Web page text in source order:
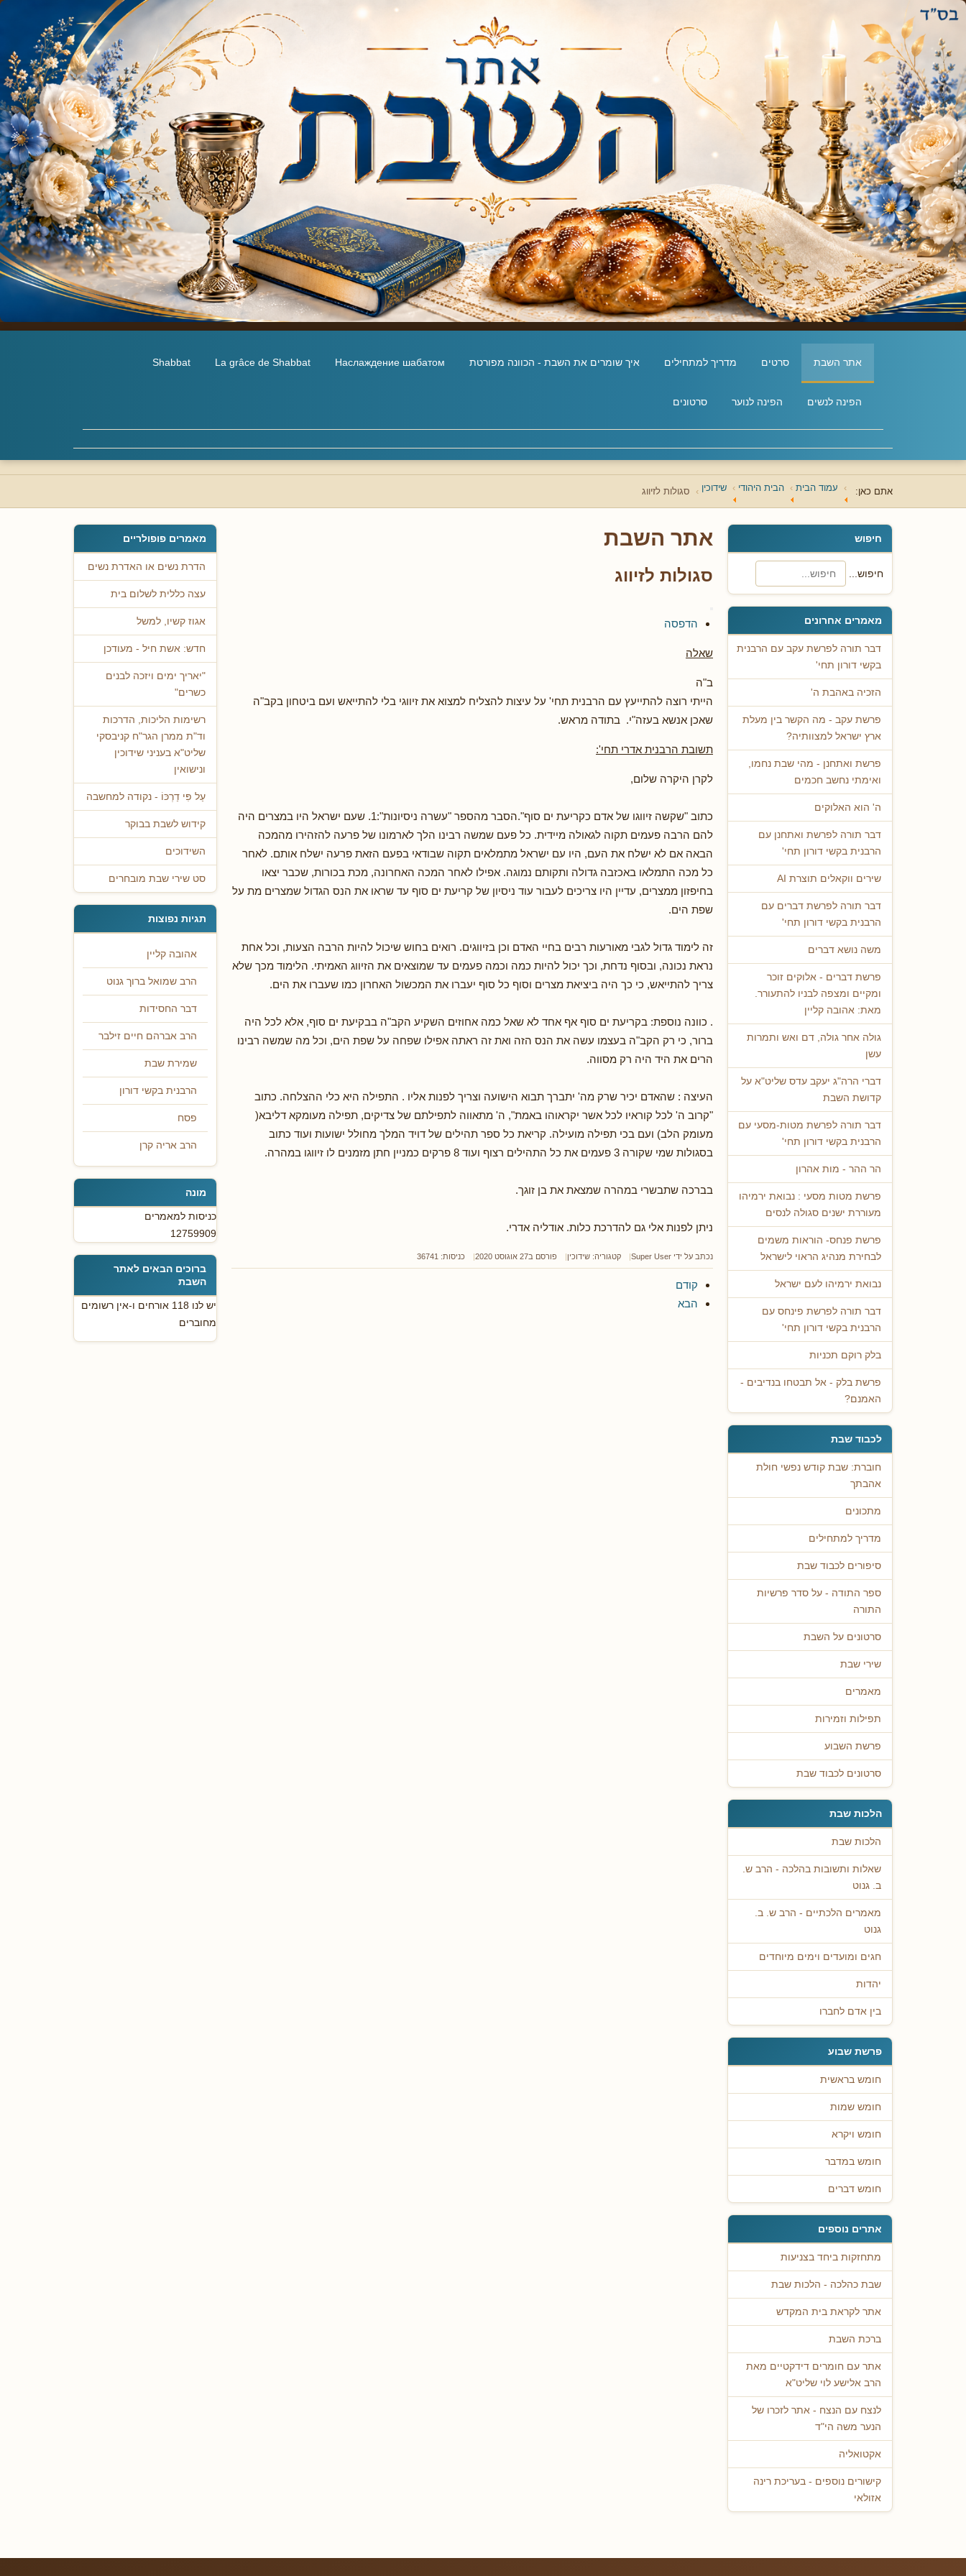
אתר השבת סרטים מדריך למתחילים איך שומרים את השבת - הכוונה מפורטת Наслаждение шабатом
La grâce de Shabbat
Shabbat
הפינה לנשים הפינה לנוער סרטונים
אתם כאן: עמוד הבית הבית היהודי שידוכין סגולות לזיווג
חיפוש
חיפוש...
מאמרים אחרונים
דבר תורה לפרשת עקב עם הרבנית
בקשי דורון תחי'
הזכיה באהבת ה'
פרשת עקב - מה הקשר בין מעלת
ארץ ישראל למצוותיה?
פרשת ואתחנן - מהי שבת נחמו,
ואימתי נחשב חכמים
ה' הוא האלוקים
דבר תורה לפרשת ואתחנן עם
הרבנית בקשי דורון תחי'
שירים ווקאלים תוצרת AI
דבר תורה לפרשת דברים עם
הרבנית בקשי דורון תחי'
משה נושא דברים
פרשת דברים - אלוקים זוכר
ומקיים ומצפה לבניו להתעורר.
מאת: אהובה קליין
גולה אחר גולה, דם ואש ותמרות
עשן
דברי הרה"ג יעקב עדס שליט"א על
קדושת השבת
דבר תורה לפרשת מטות-מסעי עם
הרבנית בקשי דורון תחי'
הר ההר - מות אהרון
פרשת מטות מסעי : נבואת ירמיהו
מעוררת ישנים סגולה לנסים
פרשת פנחס- הוראות משמים
לבחירת מנהיג הראוי לישראל
נבואת ירמיהו לעם ישראל
דבר תורה לפרשת פינחס עם
הרבנית בקשי דורון תחי'
בלק רוקם תכניות
פרשת בלק - אל תבטחו בנדיבים -
האמנם?
לכבוד שבת
חוברת: שבת קודש נפשי חולת
אהבתך
מתכונים
מדריך למתחילים
סיפורים לכבוד שבת
ספר התודה - על סדר פרשיות
התורה
סרטונים על השבת
שירי שבת
מאמרים
תפילות וזמירות
פרשת השבוע
סרטונים לכבוד שבת
הלכות שבת
הלכות שבת
שאלות ותשובות בהלכה - הרב ש.
ב. גנוט
מאמרים הלכתיים - הרב ש. ב.
גנוט
חגים ומועדים וימים מיוחדים
יהדות
בין אדם לחברו
פרשת שבוע
חומש בראשית
חומש שמות
חומש ויקרא
חומש במדבר
חומש דברים
אתרים נוספים
מתחזקות ביחד בצניעות
שבת כהלכה - הלכות שבת
אתר לקראת בית המקדש
ברכת השבת
אתר עם חומרים דידקטיים מאת
הרב אלישע לוי שליט"א
לנצח עם הנצח - אתר לזכרו של
הנער משה הי"ד
אקטואליה
קישורים נוספים - בעריכת רינה
אזולאי
אתר השבת
סגולות לזיווג
הדפסה
שאלה
ב"ה
הייתי רוצה להתייעץ עם הרבנית תחי' על עיצות להצליח למצוא את זיווגי בלי להתייאש ועם ביטחון בקב"ה
שאכן אנשא בעזה"י. בתודה מראש.
תשובת הרבנית אדרי תחי':
לקרן היקרה שלום,
כתוב "שקשה זיווגו של אדם כקריעת ים סוף".הסבר מהספר "עשרה ניסיונות":1. שעם ישראל היו במצרים היה
להם הרבה פעמים תקוה לגאולה מיידית. כל פעם שמשה רבינו הלך לארמונו של פרעה להזהירו מהמכה
הבאה אם לא ישלח את העם, היו עם ישראל מתמלאים תקוה שבודאי בפעם הזאת פרעה ישלח אותם. לאחר
כל מכה התמלאו באכזבה גדולה ותקותם נמוגה. אפילו לאחר המכה האחרונה, מכת בכורות, שכבר יצאו
בחיפזון ממצרים, עדיין היו צריכים לעבור עוד ניסיון של קריעת ים סוף עד שראו את הנס הגדול שמצרים מת על
שפת הים.
זה לימוד גדול לגבי מאורעות רבים בחיי האדם וכן בזיווגים. רואים בחוש שיכול להיות הרבה הצעות, וכל אחת
נראת נכונה, ובסוף נדחת, וכך יכול להיות כמה וכמה פעמים עד שמוצאים את הזיווג האמיתי. הלימוד מכך שלא
צריך להתייאש, כי כך היה ביציאת מצרים וסוף כל סוף יעברו את המכשול האחרון כמו שעברו את הים.
. כוונה נוספת: בקריעת ים סוף אף אחד לא שאל כמה אחוזים השקיע הקב"ה בבקיעת ים סוף, אלא לכל היה
ברור, כי רק הקב"ה בעצמו עשה את הנס הזה ואת זה ראתה אפילו שפחה על שפת הים, וכל מה שמשה רבינו
הרים את היד היה רק מסווה.
העיצה : שהאדם יכיר שרק מה' יתברך תבוא הישועה וצריך לפנות אליו . התפילה היא כלי ההצלחה. כתוב
"קרוב ה' לכל קוראיו לכל אשר יקראוהו באמת", ה' מתאווה לתפילתם של צדיקים, תפילה מעומקא דליבא(
מעומק הלב) ועם בכי תפילה מועילה. קריאת כל ספר תהילים של דויד המלך מחולל ישועות ועוד כתוב
בסגולות שמי שקורה 3 פעמים את כל התהילים רצוף ועוד 8 פרקים כמניין חתן מזמנים לו זיווגו במהרה.
בברכה שתבשרי במהרה שמצאת את בן זוגך.
ניתן לפנות אלי גם להדרכת כלות. אודליה אדרי.
נכתב על ידי Super User קטגוריה: שידוכין פורסם ב27 אוגוסט 2020 כניסות: 36741
קודם
הבא
מאמרים פופולריים
הדרת נשים או האדרת נשים
עצה כללית לשלום בית
אגוז קשיו, למשל
חדש: אשת חיל - מעודכן
"יאריך ימים ויזכה לבנים
כשרים"
רשימות הליכות, הדרכות
וד"ת ממרן הגר"ח קניבסקי
שליט"א בעניני שידוכין
ונישואין
עַל פִּי דַרְכּוֹ - נקודה למחשבה
קידוש לשבת בבוקר
השידוכים
סט שירי שבת מובחרים
תגיות נפוצות
אהובה קליין
הרב שמואל ברוך גנוט
דבר החסידות
הרב אברהם חיים זילבר
שמירת שבת
הרבנית בקשי דורון
פסח
הרב אריה קרן
מונה
כניסות למאמרים
12759909
ברוכים הבאים לאתר
השבת
יש לנו 118 אורחים ו-אין רשומים
מחוברים